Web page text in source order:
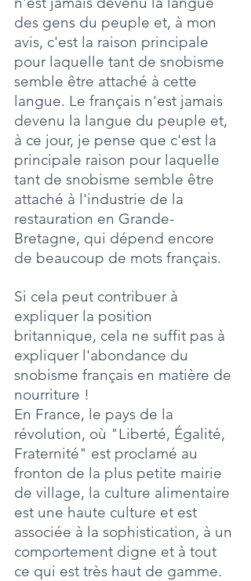
des gens du peuple et, à mon
avis, c'est la raison principale
pour laquelle tant de snobisme
semble être attaché à cette
langue. Le français n'est jamais
devenu la langue du peuple et,
à ce jour, je pense que c'est la
principale raison pour laquelle
tant de snobisme semble être
attaché à l'industrie de la
restauration en Grande-
Bretagne, qui dépend encore
de beaucoup de mots français.
Si cela peut contribuer à
expliquer la position
britannique, cela ne suffit pas à
expliquer l'abondance du
snobisme français en matière de
nourriture !
En France, le pays de la
révolution, où "Liberté, Égalité,
Fraternité" est proclamé au
fronton de la plus petite mairie
de village, la culture alimentaire
est une haute culture et est
associée à la sophistication, à un
comportement digne et à tout
ce qui est très haut de gamme.